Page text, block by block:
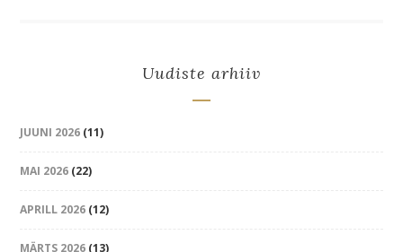
Uudiste arhiiv
JUUNI 2026 (11)
MAI 2026 (22)
APRILL 2026 (12)
MÄRTS 2026 (13)